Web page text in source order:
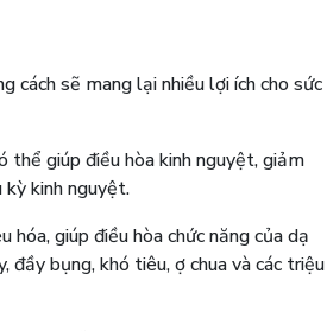
cách sẽ mang lại nhiều lợi ích cho sức
giúp điều hòa kinh nguyệt, giảm
kỳ kinh nguyệt.
giúp điều hòa chức năng của dạ
đầy bụng, khó tiêu, ợ chua và các triệu